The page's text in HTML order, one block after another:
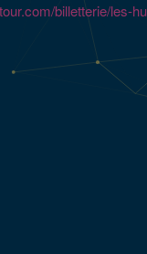
billetterie/les-